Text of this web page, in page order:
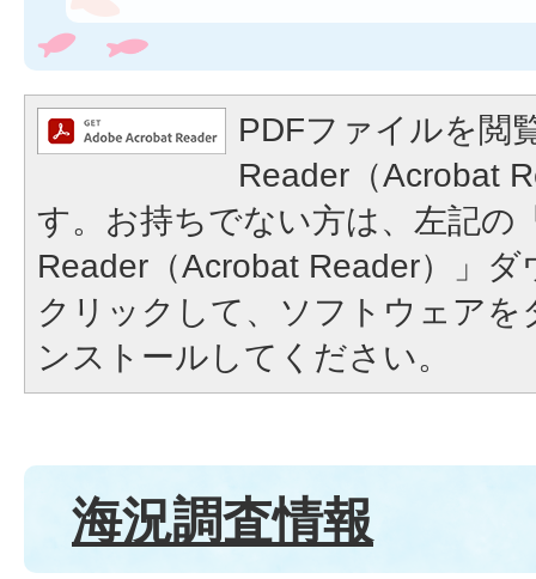
PDFファイルを閲
Reader（Acrobat
す。お持ちでない方は、左記の
Reader（Acrobat Reader）」
クリックして、ソフトウェア
ンストールしてください。
海況調査情報